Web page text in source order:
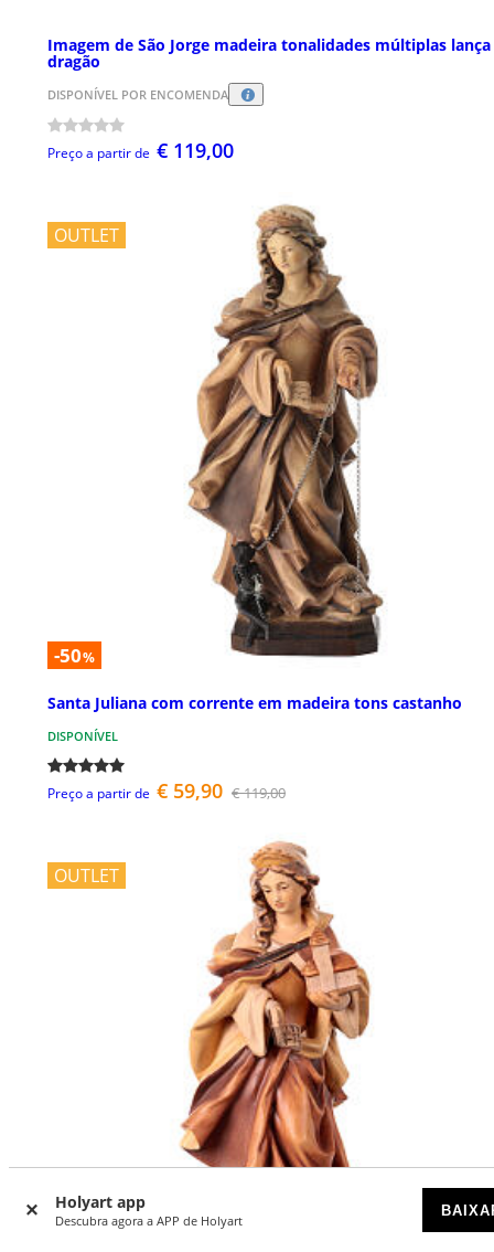
Holyart app
Descubra agora a APP de Holyart
Imagem de São Jorge madeira tonalidades múltiplas lança
dragão
DISPONÍVEL POR ENCOMENDA
Preço a partir de € 119,00
OUTLET
-50%
Santa Juliana com corrente em madeira tons castanho
DISPONÍVEL
Preço a partir de € 59,90 € 119,00
OUTLET